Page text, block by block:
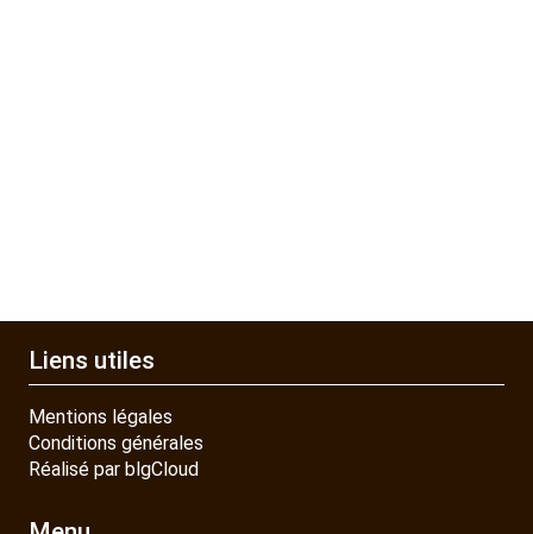
Liens utiles
Mentions légales
Conditions générales
Réalisé par blgCloud